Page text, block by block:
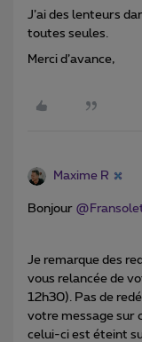
J’ai des lenteurs
toutes seules.
Merci d’avance,
Maxime R
Bonjour
Je remarque des
vous relancée de
12h30). Pas de
votre message sur
celui-ci est éteint